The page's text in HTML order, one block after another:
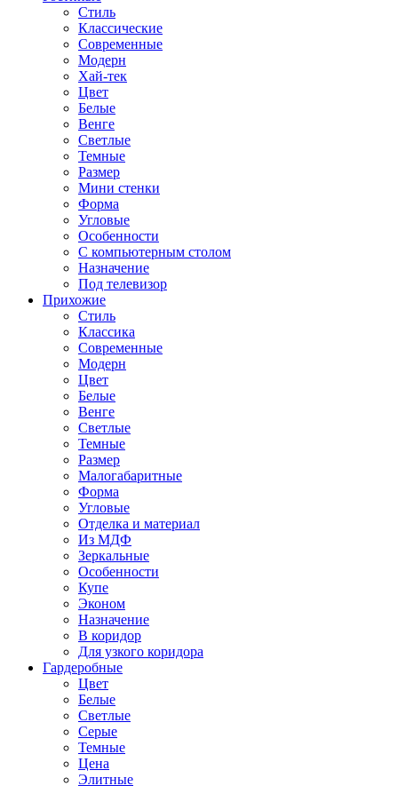
Стиль
Классические
Современные
Модерн
Хай-тек
Цвет
Белые
Венге
Светлые
Темные
Размер
Мини стенки
Форма
Угловые
Особенности
С компьютерным столом
Назначение
Под телевизор
Прихожие
Стиль
Классика
Современные
Модерн
Цвет
Белые
Венге
Светлые
Темные
Размер
Малогабаритные
Форма
Угловые
Отделка и материал
Из МДФ
Зеркальные
Особенности
Купе
Эконом
Назначение
В коридор
Для узкого коридора
Гардеробные
Цвет
Белые
Светлые
Серые
Темные
Цена
Элитные